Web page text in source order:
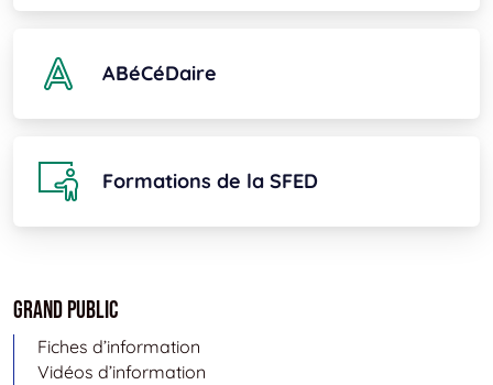
ABéCéDaire
Formations de la SFED
Grand public
Fiches d’information
Vidéos d’information